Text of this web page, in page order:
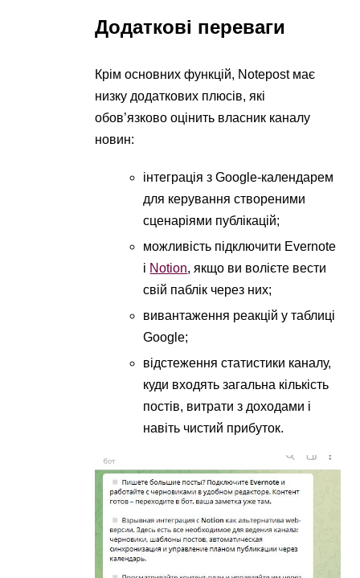
Додаткові переваги
Крім основних функцій, Notepost має
низку додаткових плюсів, які
обов’язково оцінить власник каналу
новин:
інтеграція з Google-календарем
для керування створеними
сценаріями публікацій;
можливість підключити Evernote
і Notion, якщо ви волієте вести
свій паблік через них;
вивантаження реакцій у таблиці
Google;
відстеження статистики каналу,
куди входять загальна кількість
постів, витрати з доходами і
навіть чистий прибуток.